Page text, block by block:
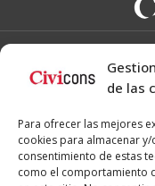
de las
Para ofrecer las mejores
cookies para almacenar
consentimiento de estas
como el comportamiento
Proyectos
Obra propia
Obra pública
Obra privada